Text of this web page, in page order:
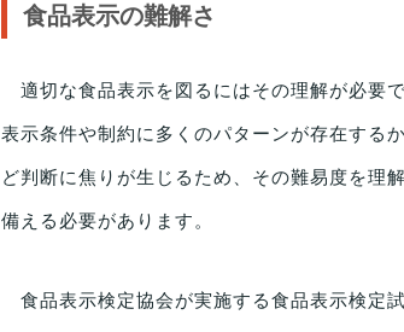
食品表示の難解さ
適切な食品表示を図るにはその理解が必要
表示条件や制約に多くのパターンが存在する
ど判断に焦りが生じるため、その難易度を理
備える必要があります。
食品表示検定協会が実施する食品表示検定